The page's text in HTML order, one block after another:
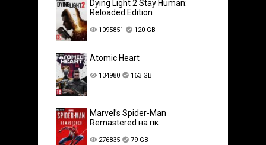
Dying Light 2 Stay Human:
Reloaded Edition
1095851 120 GB
Atomic Heart
134980 163 GB
Marvel’s Spider-Man
Remastered на пк
276835 79 GB